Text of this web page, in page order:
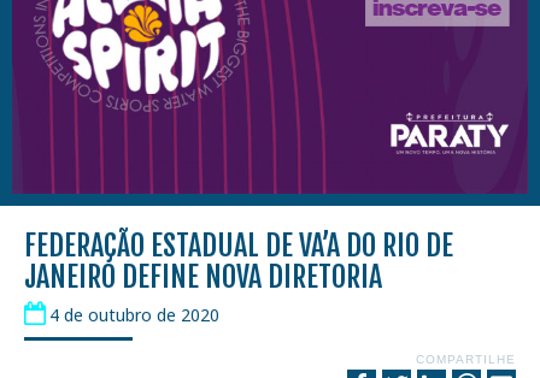
FEDERAÇÃO ESTADUAL DE VA’A DO RIO DE
JANEIRO DEFINE NOVA DIRETORIA
4 de outubro de 2020
COMPARTILHE